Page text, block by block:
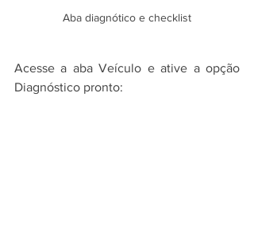
Aba diagnótico e checklist
Acesse a aba Veículo e ative a opção
Diagnóstico pronto: